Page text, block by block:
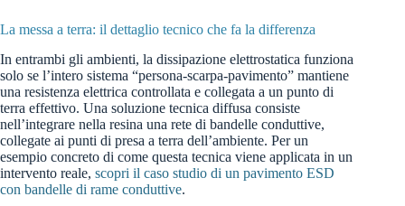
La messa a terra: il dettaglio tecnico che fa la differenza
In entrambi gli ambienti, la dissipazione elettrostatica funziona
solo se l’intero sistema “persona-scarpa-pavimento” mantiene
una resistenza elettrica controllata e collegata a un punto di
terra effettivo. Una soluzione tecnica diffusa consiste
nell’integrare nella resina una rete di bandelle conduttive,
collegate ai punti di presa a terra dell’ambiente. Per un
esempio concreto di come questa tecnica viene applicata in un
intervento reale, scopri il caso studio di un pavimento ESD
con bandelle di rame conduttive.